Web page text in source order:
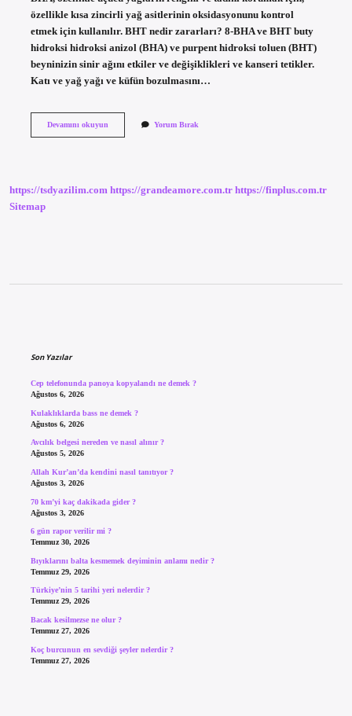
özellikle kısa zincirli yağ asitlerinin oksidasyonunu kontrol
etmek için kullanılır. BHT nedir zararları? 8-BHA ve BHT buty
hidroksi hidroksi anizol (BHA) ve purpent hidroksi toluen (BHT)
beyninizin sinir ağını etkiler ve değişiklikleri ve kanseri tetikler.
Katı ve yağ yağı ve küfün bozulmasını…
Devamını okuyunE321
Yorum Bırak
https://tsdyazilim.com https://grandeamore.com.tr https://finplus.com.tr
Sitemap
Son Yazılar
Cep telefonunda panoya kopyalandı ne demek ?
Ağustos 6, 2026
Kulaklıklarda bass ne demek ?
Ağustos 6, 2026
Avcılık belgesi nereden ve nasıl alınır ?
Ağustos 5, 2026
Allah Kur’an’da kendini nasıl tanıtıyor ?
Ağustos 3, 2026
70 km’yi kaç dakikada gider ?
Ağustos 3, 2026
6 gün rapor verilir mi ?
Temmuz 30, 2026
Bıyıklarını balta kesmemek deyiminin anlamı nedir ?
Temmuz 29, 2026
Türkiye’nin 5 tarihi yeri nelerdir ?
Temmuz 29, 2026
Bacak kesilmezse ne olur ?
Temmuz 27, 2026
Koç burcunun en sevdiği şeyler nelerdir ?
Temmuz 27, 2026